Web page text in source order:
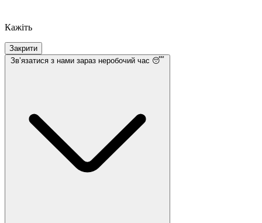
Кажіть
Закрити
Звʼязатися з нами зараз неробочий час 😴